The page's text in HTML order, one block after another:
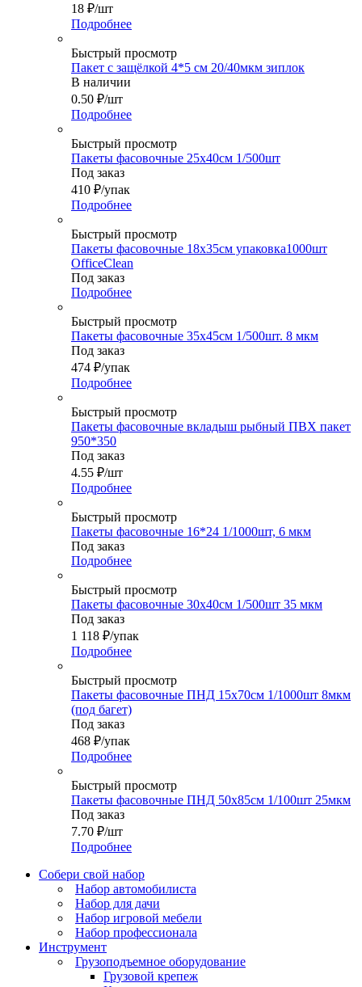
18 ₽/шт
Подробнее
Быстрый просмотр
Пакет с защёлкой 4*5 см 20/40мкм зиплок
В наличии
0.50 ₽/шт
Подробнее
Быстрый просмотр
Пакеты фасовочные 25х40см 1/500шт
Под заказ
410 ₽/упак
Подробнее
Быстрый просмотр
Пакеты фасовочные 18х35см упаковка1000шт
OfficeClean
Под заказ
Подробнее
Быстрый просмотр
Пакеты фасовочные 35х45см 1/500шт. 8 мкм
Под заказ
474 ₽/упак
Подробнее
Быстрый просмотр
Пакеты фасовочные вкладыш рыбный ПВХ пакет
950*350
Под заказ
4.55 ₽/шт
Подробнее
Быстрый просмотр
Пакеты фасовочные 16*24 1/1000шт, 6 мкм
Под заказ
Подробнее
Быстрый просмотр
Пакеты фасовочные 30х40см 1/500шт 35 мкм
Под заказ
1 118 ₽/упак
Подробнее
Быстрый просмотр
Пакеты фасовочные ПНД 15х70см 1/1000шт 8мкм
(под багет)
Под заказ
468 ₽/упак
Подробнее
Быстрый просмотр
Пакеты фасовочные ПНД 50х85см 1/100шт 25мкм
Под заказ
7.70 ₽/шт
Подробнее
Собери свой набор
Набор автомобилиста
Набор для дачи
Набор игровой мебели
Набор профессионала
Инструмент
Грузоподъемное оборудование
Грузовой крепеж